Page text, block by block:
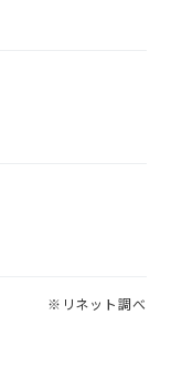
※リネット調べ